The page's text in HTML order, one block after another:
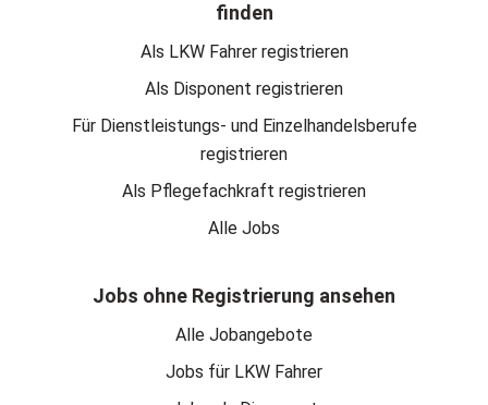
finden
Als LKW Fahrer registrieren
Als Disponent registrieren
Für Dienstleistungs- und Einzelhandelsberufe
registrieren
Als Pflegefachkraft registrieren
Alle Jobs
Jobs ohne Registrierung ansehen
Alle Jobangebote
Jobs für LKW Fahrer